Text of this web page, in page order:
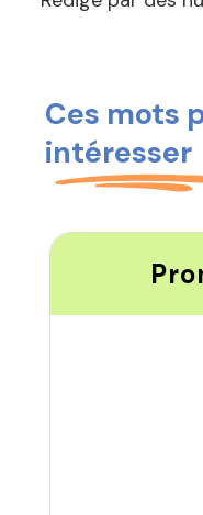
Ces mots
intéresser